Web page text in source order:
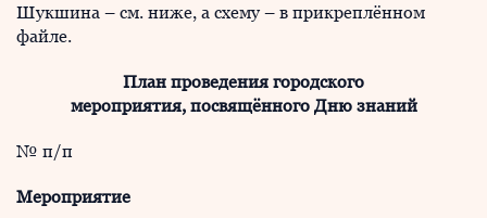
Шукшина – см. ниже, а схему – в прикреплённом
файле.
План проведения городского
мероприятия, посвящённого Дню знаний
№ п/п
Мероприятие